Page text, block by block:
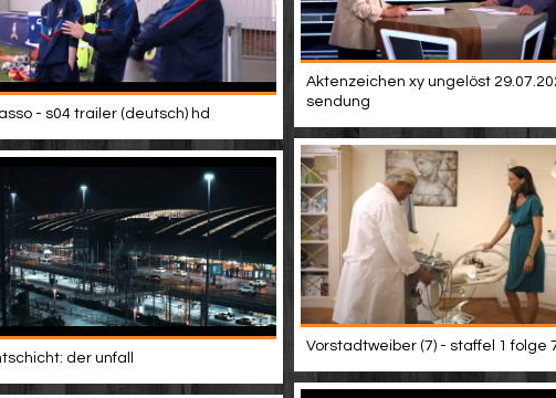
Aktenzeichen xy ungelöst
sendung
- s04 trailer (deutsch) hd
Vorstadtweiber (7) - staffel 1 folge
der unfall